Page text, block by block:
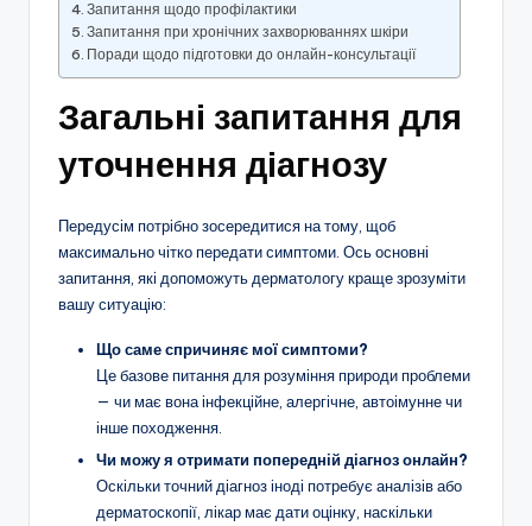
Запитання щодо профілактики
Запитання при хронічних захворюваннях шкіри
Поради щодо підготовки до онлайн-консультації
Загальні запитання для
уточнення діагнозу
Передусім потрібно зосередитися на тому, щоб
максимально чітко передати симптоми. Ось основні
запитання, які допоможуть дерматологу краще зрозуміти
вашу ситуацію:
Що саме спричиняє мої симптоми?
Це базове питання для розуміння природи проблеми
— чи має вона інфекційне, алергічне, автоімунне чи
інше походження.
Чи можу я отримати попередній діагноз онлайн?
Оскільки точний діагноз іноді потребує аналізів або
дерматоскопії, лікар має дати оцінку, наскільки